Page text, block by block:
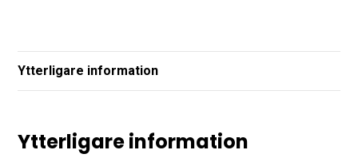
Ytterligare information
Ytterligare information